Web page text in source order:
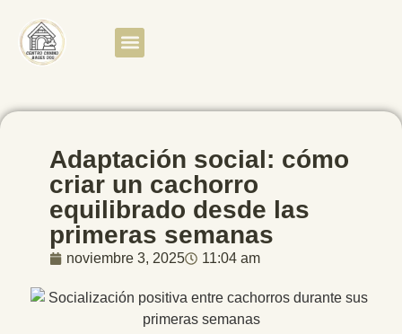
Adaptación social: cómo
criar un cachorro
equilibrado desde las
primeras semanas
noviembre 3, 2025 11:04 am